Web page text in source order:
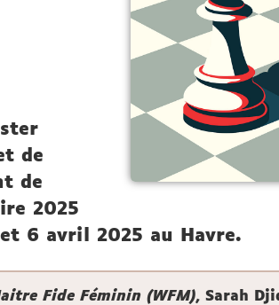
de
de
2025
6 avril 2025 au Havre.
Fide Féminin (WFM), Sarah